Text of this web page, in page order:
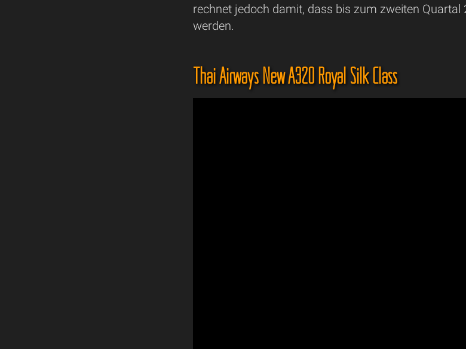
rechnet jedoch damit, dass bis zum zweiten
werden.
Thai Airways New A320 Royal Silk Class